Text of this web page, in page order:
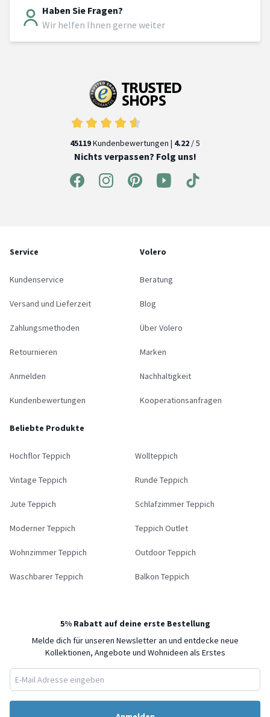
Haben Sie Fragen?
Wir helfen Ihnen gerne weiter
45119Kundenbewertungen | 4.22 / 5
Nichts verpassen? Folg uns!
Service
Kundenservice
Versand und Lieferzeit
Zahlungsmethoden
Retournieren
Anmelden
Kundenbewertungen
Volero
Beratung
Blog
Über Volero
Marken
Nachhaltigkeit
Kooperationsanfragen
Beliebte Produkte
Hochflor Teppich Wollteppich
Vintage Teppich Runde Teppich
Jute Teppich Schlafzimmer Teppich
Moderner Teppich Teppich Outlet
Wohnzimmer Teppich Outdoor Teppich
Waschbarer Teppich Balkon Teppich
5% Rabatt auf deine erste Bestellung
Melde dich für unseren Newsletter an und entdecke neue
Kollektionen, Angebote und Wohnideen als Erstes